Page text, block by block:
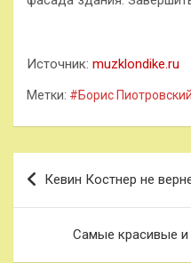
Источник: muzklondike.ru
Метки: #Борис Пиотровский
Навигация
по
записям
Кевин Костнер не
Самые красивые и